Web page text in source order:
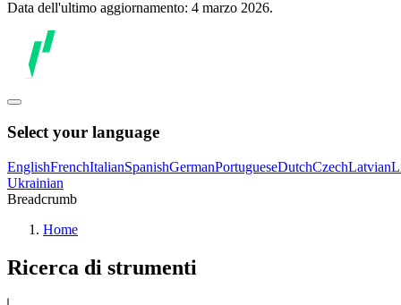
Data dell'ultimo aggiornamento: 4 marzo 2026.
Select your language
EnglishFrenchItalianSpanishGermanPortugueseDutchCzechLatvian
Ukrainian
Breadcrumb
Home
Ricerca di strumenti